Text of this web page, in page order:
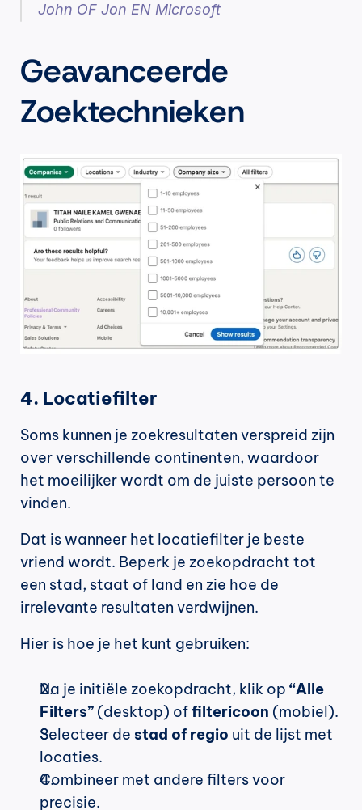
John OF Jon EN Microsoft
Geavanceerde
Zoektechnieken
4. Locatiefilter
Soms kunnen je zoekresultaten verspreid zijn
over verschillende continenten, waardoor
het moeilijker wordt om de juiste persoon te
vinden.
Dat is wanneer het locatiefilter je beste
vriend wordt. Beperk je zoekopdracht tot
een stad, staat of land en zie hoe de
irrelevante resultaten verdwijnen.
Hier is hoe je het kunt gebruiken:
Na je initiële zoekopdracht, klik op “Alle
Filters” (desktop) of filtericoon (mobiel).
Selecteer de stad of regio uit de lijst met
locaties.
Combineer met andere filters voor
precisie.